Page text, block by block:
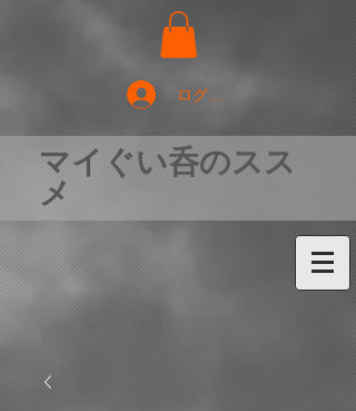
ログイン
マイぐい呑のスス
メ